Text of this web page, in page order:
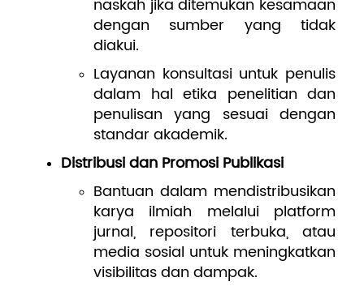
naskah jika ditemukan kesamaan
dengan sumber yang tidak
diakui.
Layanan konsultasi untuk penulis
dalam hal etika penelitian dan
penulisan yang sesuai dengan
standar akademik.
Distribusi dan Promosi Publikasi
Bantuan dalam mendistribusikan
karya ilmiah melalui platform
jurnal, repositori terbuka, atau
media sosial untuk meningkatkan
visibilitas dan dampak.